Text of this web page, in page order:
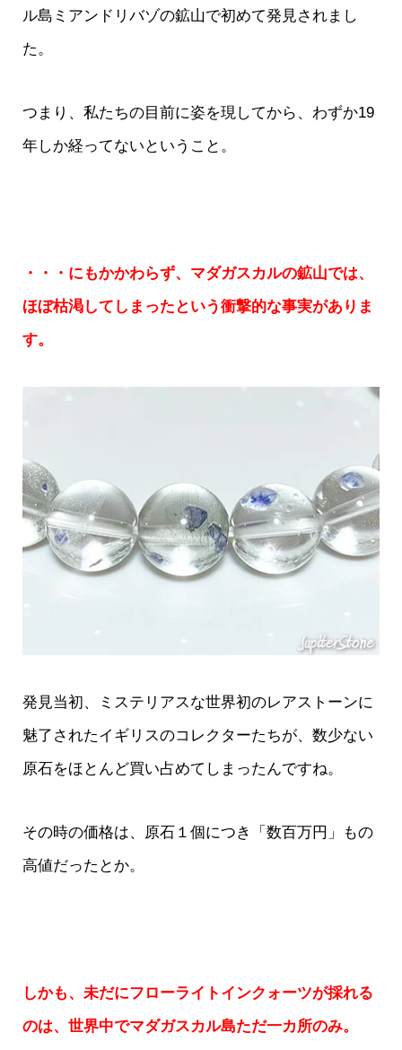
ル島ミアンドリバゾの鉱山で初めて発見されまし
た。
つまり、私たちの目前に姿を現してから、わずか19
年しか経ってないということ。
・・・にもかかわらず、マダガスカルの鉱山では、
ほぼ枯渇してしまったという衝撃的な事実がありま
す。
発見当初、ミステリアスな世界初のレアストーンに
魅了されたイギリスのコレクターたちが、数少ない
原石をほとんど買い占めてしまったんですね。
その時の価格は、原石１個につき「数百万円」もの
高値だったとか。
しかも、未だにフローライトインクォーツが採れる
のは、世界中でマダガスカル島ただ一カ所のみ。